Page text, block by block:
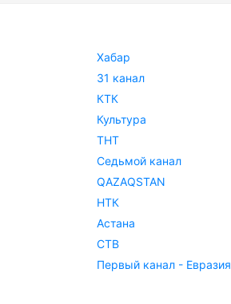
Хабар
31 канал
КТК
Культура
ТНТ
Седьмой канал
QAZAQSTAN
НТК
Астана
СТВ
Первый канал - Евразия